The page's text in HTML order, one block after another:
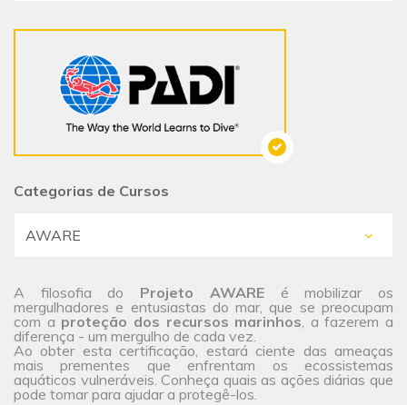
Categorias de Cursos
A filosofia do Projeto AWAREé mobilizar os
mergulhadores e entusiastas do mar, que se preocupam
com a proteção dos recursos marinhos, a fazerem a
diferença - um mergulho de cada vez.
Ao obter esta certificação, estará ciente das ameaças
mais prementes que enfrentam os ecossistemas
aquáticos vulneráveis. Conheça quais as ações diárias que
pode tomar para ajudar a protegê-los.